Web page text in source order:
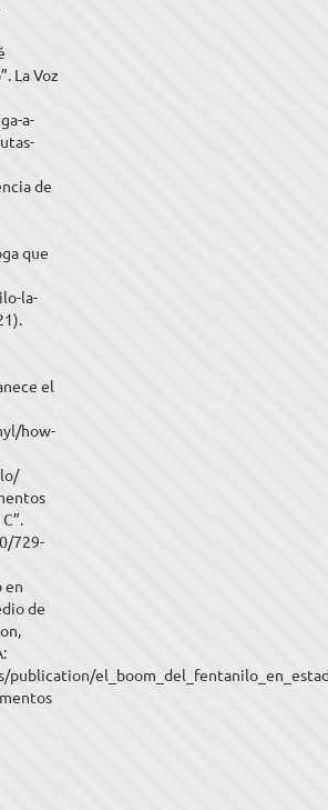
La Voz
a-
de
que
la-
el
how-
729-
en
de